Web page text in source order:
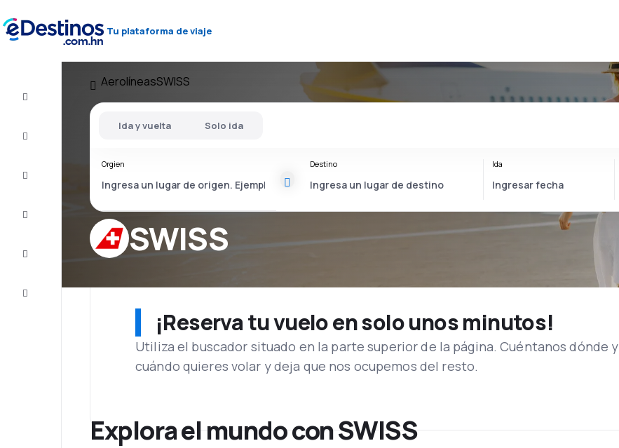
Tu plataforma de viaje
Atención
AerolíneasSWISS
SWISS
Ida y vuelta Solo ida
Orgien Destino Ida
¡Reserva tu vuelo en solo unos minutos!
Utiliza el buscador situado en la parte superior de la página. Cuéntanos dónde y
cuándo quieres volar y deja que nos ocupemos del resto.
Explora el mundo con SWISS